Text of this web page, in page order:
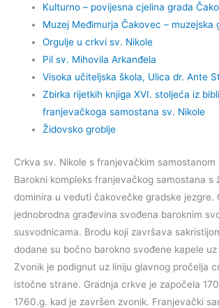
Kulturno – povijesna cjelina grada
Muzej Međimurja Čakovec – muzejska
Orgulje u crkvi sv. Nikole
Pil sv. Mihovila Arkanđela
Visoka učiteljska škola, Ulica dr. Ante
Zbirka rijetkih knjiga XVI. stoljeća iz
franjevačkoga samostana sv. Nikole
Židovsko groblje
Crkva sv. Nikole s franjevačkim samostanom
Barokni kompleks franjevačkog samostana s
dominira u veduti čakovečke gradske jezgre.
jednobrodna građevina svođena baroknim
susvodnicama. Brodu koji završava
dodane su bočno barokno svođene kapele
Zvonik je podignut uz liniju glavnog pročelja
istočne strane. Gradnja crkve je započela
1760.g. kad je završen zvonik. Franjevački